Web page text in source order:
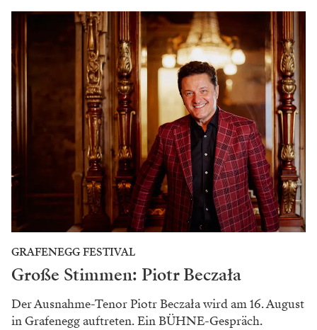
GRAFENEGG FESTIVAL
Große Stimmen: Piotr Beczała
Der Ausnahme-Tenor Piotr Beczała wird am 16. August
in Grafenegg auftreten. Ein BÜHNE-Gespräch.